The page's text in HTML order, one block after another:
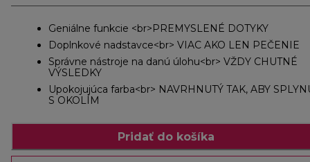
Geniálne funkcie <br>PREMYSLENÉ DOTYKY
Doplnkové nadstavce<br> VIAC AKO LEN PEČENIE
Správne nástroje na danú úlohu<br> VŽDY CHUTNÉ
VÝSLEDKY
Upokojujúca farba<br> NAVRHNUTÝ TAK, ABY
S OKOLÍM
Pridať do košíka